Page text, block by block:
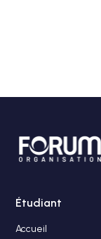
Étudiant
Accueil